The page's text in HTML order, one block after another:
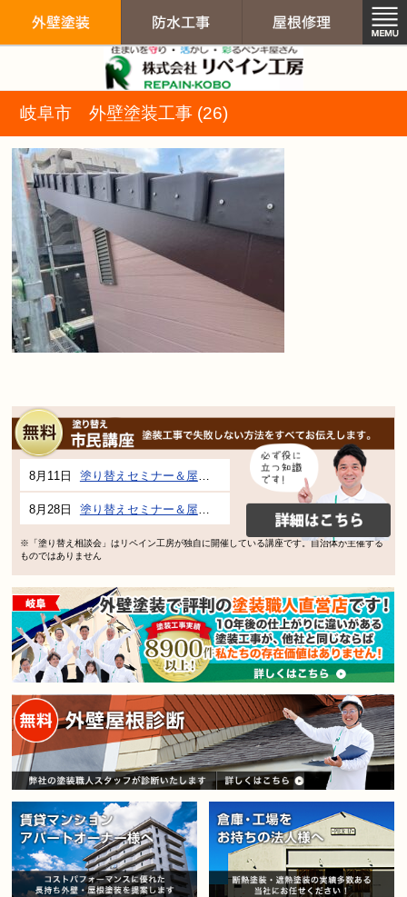
岐阜市 外壁塗装工事 (26)
8月11日 塗り替えセミナー＆屋根、外壁の塗り替え市民講座 inぎふメディアコスモス
8月28日 塗り替えセミナー＆屋根、外壁の塗り替え市民講座 inぎふメディアコスモス
※「塗り替え相談会」はリペイン工房が独自に開催している講座です。自治体が主催する
ものではありません